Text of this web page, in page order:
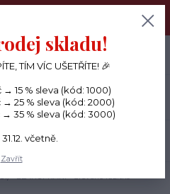
odesílám každý den, KREATIVNÍ
Menu
CZK skladu!
TÍM VÍC UŠETŘÍTE! 🎉
15 % sleva (kód: 1000)
25 % sleva (kód: 2000)
35 % sleva (kód: 3000)
včetně.
Zavřít